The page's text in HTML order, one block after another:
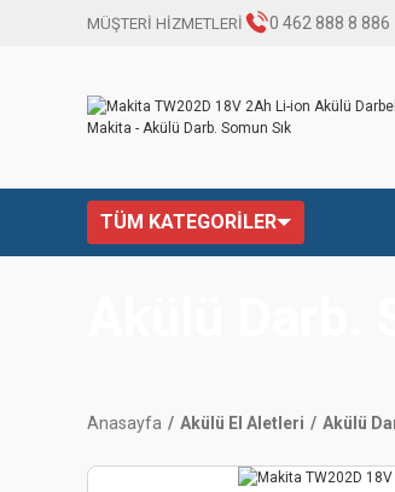
MÜŞTERİ HİZMETLERİ 0 462 888 8 886
TÜM KATEGORİLER
Anasayfa Akülü El Aletleri Akülü